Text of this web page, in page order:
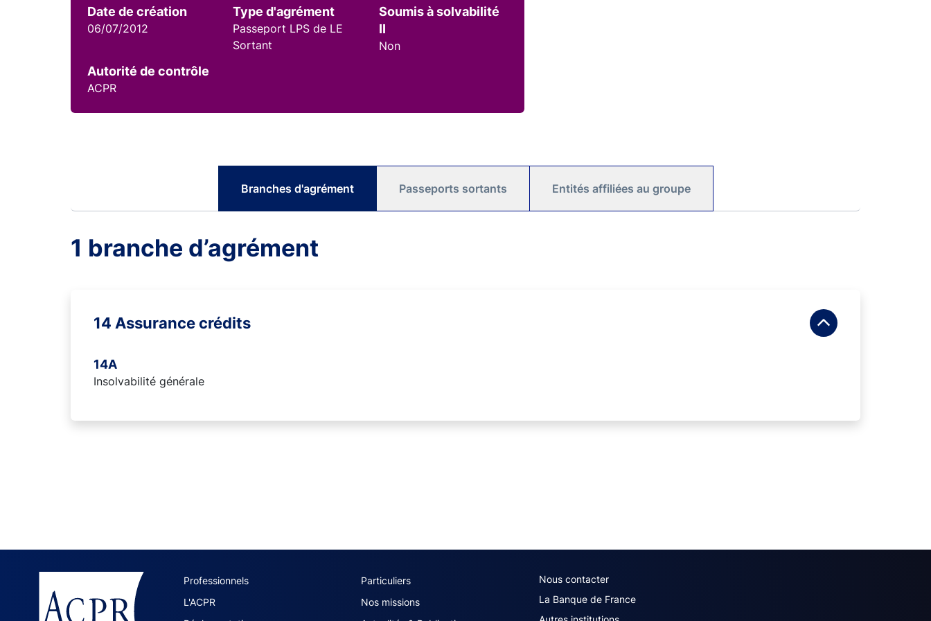
Date de création
06/07/2012
Type d'agrément
Passeport LPS de LE
Sortant
Soumis à solvabilité
II
Non
Autorité de contrôle
ACPR
Branches d'agrément Passeports sortants Entités affiliées au groupe
1 branche d’agrément
14 Assurance crédits
14A
Insolvabilité générale
ACPR site navigation (French)
Professionnels
Particuliers
L'ACPR
Nos missions
ACPR footer secondary menu (French)
Nous contacter
La Banque de France